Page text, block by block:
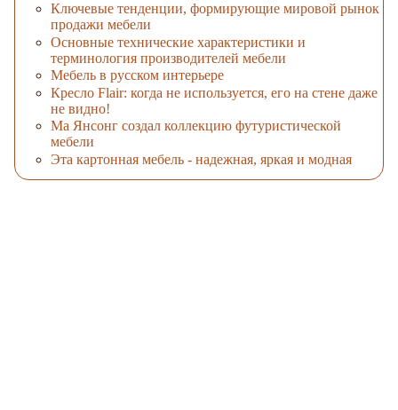
Ключевые тенденции, формирующие мировой рынок
продажи мебели
Основные технические характеристики и
терминология производителей мебели
Мебель в русском интерьере
Кресло Flair: когда не используется, его на стене даже
не видно!
Ма Янсонг создал коллекцию футуристической
мебели
Эта картонная мебель - надежная, яркая и модная